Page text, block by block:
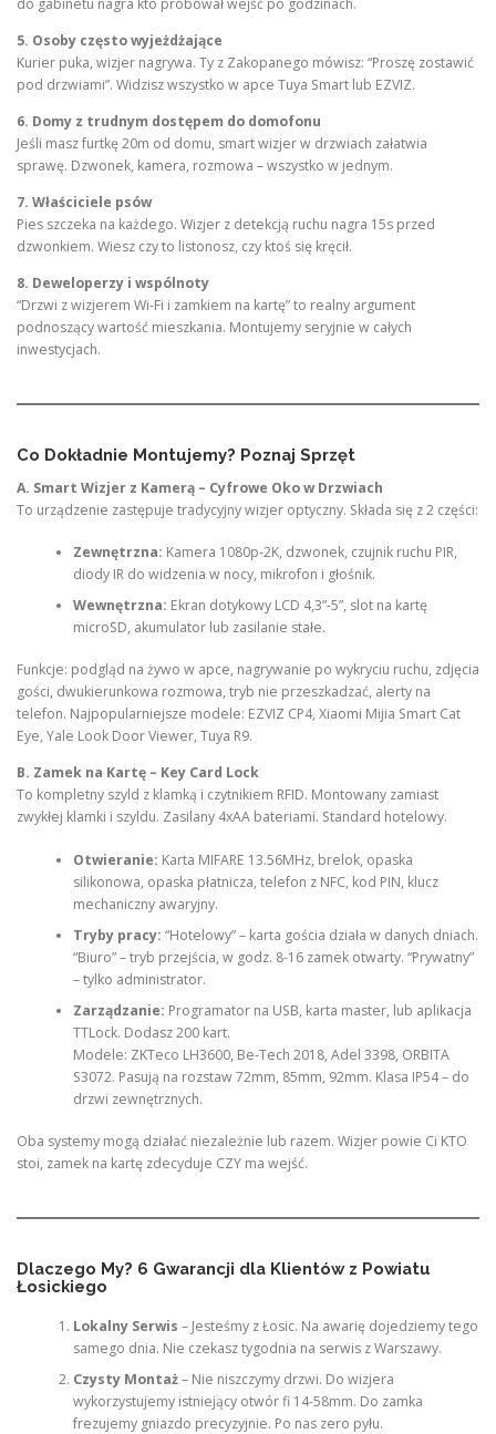
5. Osoby często wyjeżdżające
Kurier puka, wizjer nagrywa. Ty z Zakopanego mówisz: “Proszę zostawić
pod drzwiami”. Widzisz wszystko w apce Tuya Smart lub EZVIZ.
6. Domy z trudnym dostępem do domofonu
Jeśli masz furtkę 20m od domu, smart wizjer w drzwiach załatwia
sprawę. Dzwonek, kamera, rozmowa – wszystko w jednym.
7. Właściciele psów
Pies szczeka na każdego. Wizjer z detekcją ruchu nagra 15s przed
dzwonkiem. Wiesz czy to listonosz, czy ktoś się kręcił.
8. Deweloperzy i wspólnoty
“Drzwi z wizjerem Wi-Fi i zamkiem na kartę” to realny argument
podnoszący wartość mieszkania. Montujemy seryjnie w całych
inwestycjach.
Co Dokładnie Montujemy? Poznaj Sprzęt
A. Smart Wizjer z Kamerą – Cyfrowe Oko w Drzwiach
To urządzenie zastępuje tradycyjny wizjer optyczny. Składa się z 2 części:
Zewnętrzna: Kamera 1080p-2K, dzwonek, czujnik ruchu PIR,
diody IR do widzenia w nocy, mikrofon i głośnik.
Wewnętrzna: Ekran dotykowy LCD 4,3”-5”, slot na kartę
microSD, akumulator lub zasilanie stałe.
Funkcje: podgląd na żywo w apce, nagrywanie po wykryciu ruchu, zdjęcia
gości, dwukierunkowa rozmowa, tryb nie przeszkadzać, alerty na
telefon. Najpopularniejsze modele: EZVIZ CP4, Xiaomi Mijia Smart Cat
Eye, Yale Look Door Viewer, Tuya R9.
B. Zamek na Kartę – Key Card Lock
To kompletny szyld z klamką i czytnikiem RFID. Montowany zamiast
zwykłej klamki i szyldu. Zasilany 4xAA bateriami. Standard hotelowy.
Otwieranie: Karta MIFARE 13.56MHz, brelok, opaska
silikonowa, opaska płatnicza, telefon z NFC, kod PIN, klucz
mechaniczny awaryjny.
Tryby pracy: “Hotelowy” – karta gościa działa w danych dniach.
“Biuro” – tryb przejścia, w godz. 8-16 zamek otwarty. “Prywatny”
– tylko administrator.
Zarządzanie: Programator na USB, karta master, lub aplikacja
TTLock. Dodasz 200 kart.
Modele: ZKTeco LH3600, Be-Tech 2018, Adel 3398, ORBITA
S3072. Pasują na rozstaw 72mm, 85mm, 92mm. Klasa IP54 – do
drzwi zewnętrznych.
Oba systemy mogą działać niezależnie lub razem. Wizjer powie Ci KTO
stoi, zamek na kartę zdecyduje CZY ma wejść.
Dlaczego My? 6 Gwarancji dla Klientów z Powiatu
Łosickiego
Lokalny Serwis – Jesteśmy z Łosic. Na awarię dojedziemy tego
samego dnia. Nie czekasz tygodnia na serwis z Warszawy.
Czysty Montaż– Nie niszczymy drzwi. Do wizjera
wykorzystujemy istniejący otwór fi 14-58mm. Do zamka
frezujemy gniazdo precyzyjnie. Po nas zero pyłu.